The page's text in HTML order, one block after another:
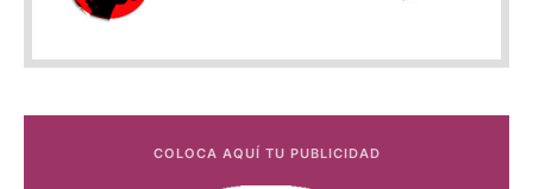
COLOCA AQUÍ TU PUBLICIDAD